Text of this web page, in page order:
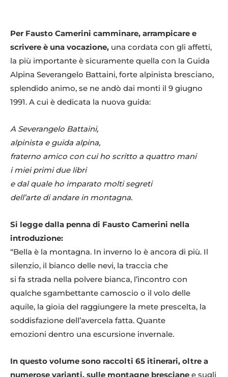
Per Fausto Camerini camminare, arrampicare e
scrivere è una vocazione, una cordata con gli affetti,
la più importante è sicuramente quella con la Guida
Alpina Severangelo Battaini, forte alpinista bresciano,
splendido animo, se ne andò dai monti il 9 giugno
1991. A cui è dedicata la nuova guida:
A Severangelo Battaini,
alpinista e guida alpina,
fraterno amico con cui ho scritto a quattro mani
i miei primi due libri
e dal quale ho imparato molti segreti
dell’arte di andare in montagna.
Si legge dalla penna di Fausto Camerini nella
introduzione:
“Bella è la montagna. In inverno lo è ancora di più. Il
silenzio, il bianco delle nevi, la traccia che
si fa strada nella polvere bianca, l’incontro con
qualche sgambettante camoscio o il volo delle
aquile, la gioia del raggiungere la mete prescelta, la
soddisfazione dell’avercela fatta. Quante
emozioni dentro una escursione invernale.
In questo volume sono raccolti 65 itinerari, oltre a
numerose varianti, sulle montagne bresciane e sugli